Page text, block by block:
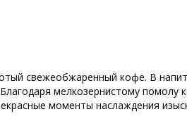
свежеобжаренный кофе. В
мелкозернистому
моменты наслаждения